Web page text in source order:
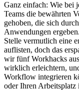
Ganz einfach: Wie bei
Teams die bewährten
gehoben, die sich
Anwendungen
Stelle vermutlich eine
auflisten, doch das
wir fünf Workhacks
wirklich erleichtern,
Workflow integrieren
oder Ihren Arbeitsplatz